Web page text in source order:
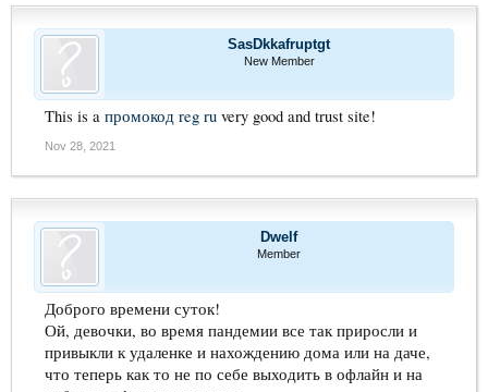
SasDkkafruptgt
New Member
This is a промокод reg ru very good and trust site!
Nov 28, 2021
Dwelf
Member
Доброго времени суток!
Ой, девочки, во время пандемии все так приросли и
привыкли к удаленке и нахождению дома или на даче,
что теперь как то не по себе выходить в офлайн и на